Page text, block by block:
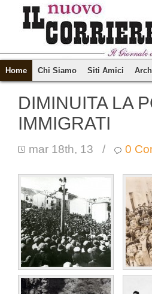
Home Chi Siamo Siti Amici
DIMINUITA LA
IMMIGRATI
mar 18th, 13 / 0